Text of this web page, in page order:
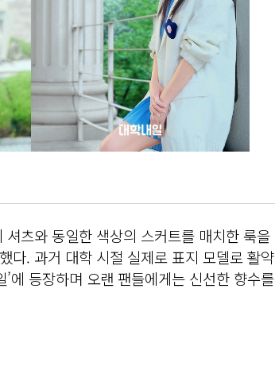
츠와 동일한 색상의 스커트를 매치한 룩을
다. 과거 대학 시절 실제로 표지 모델로 활약
에 등장하며 오랜 팬들에게는 신선한 향수를